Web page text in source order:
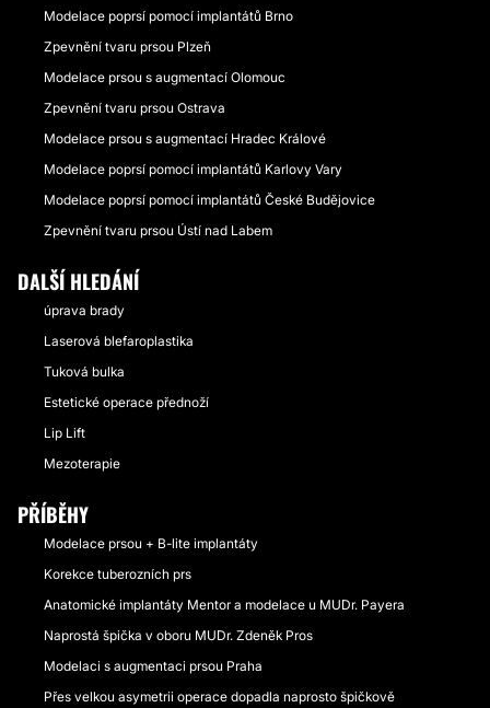
Modelace poprsí pomocí implantátů Brno
Zpevnění tvaru prsou Plzeň
Modelace prsou s augmentací Olomouc
Zpevnění tvaru prsou Ostrava
Modelace prsou s augmentací Hradec Králové
Modelace poprsí pomocí implantátů Karlovy Vary
Modelace poprsí pomocí implantátů České Budějovice
Zpevnění tvaru prsou Ústí nad Labem
DALŠÍ HLEDÁNÍ
úprava brady
Laserová blefaroplastika
Tuková bulka
Estetické operace přednoží
Lip Lift
Mezoterapie
PŘÍBĚHY
Modelace prsou + B-lite implantáty
Korekce tuberozních prs
Anatomické implantáty Mentor a modelace u MUDr. Payera
Naprostá špička v oboru MUDr. Zdeněk Pros
Modelaci s augmentaci prsou Praha
Přes velkou asymetrii operace dopadla naprosto špičkově